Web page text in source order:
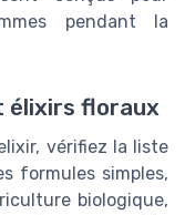
pendant la
élixirs floraux
vérifiez la liste
formules simples,
biologique,